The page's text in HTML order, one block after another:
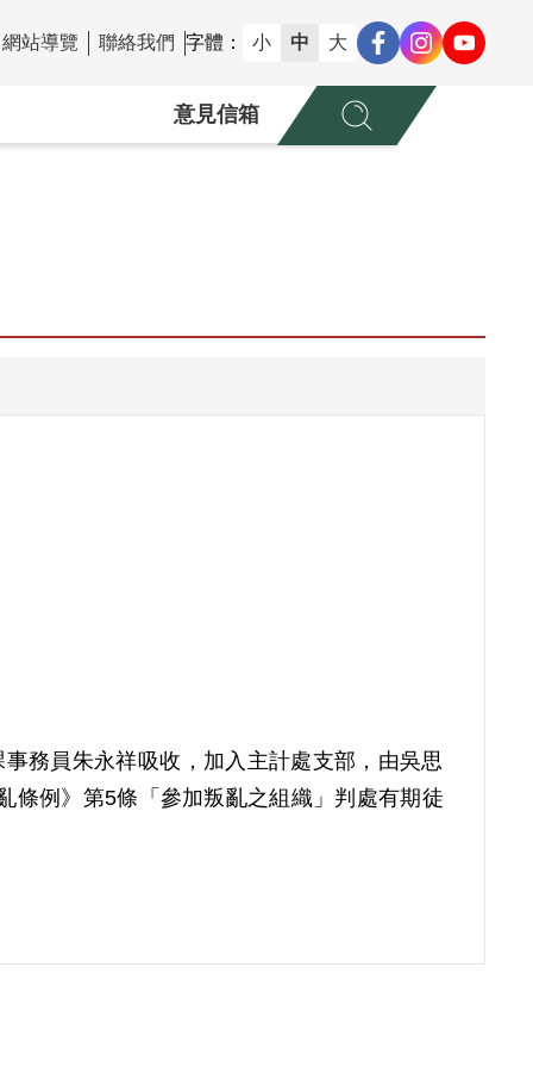
網站導覽 聯絡我們 字體： 小 中 大
意見信箱
務員朱永祥吸收，加入主計處支部，由吳思
條例》第5條「參加叛亂之組織」判處有期徒
就判決所採之證據，僅有其於偵查審理中之